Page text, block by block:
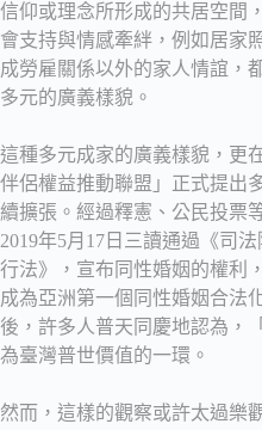
信仰或理念所形成的共居空間
會支持與情感牽絆，例如居家
成勞雇關係以外的家人情誼，
多元的廣義樣貌。
這種多元成家的廣義樣貌，更
伴侶權益推動聯盟」正式提出
續擴張。經過釋憲、公民投票
2019年5月17日三讀通過《司
行法》，宣布同性婚姻的權利
成為亞洲第一個同性婚姻合法
後，許多人普天同慶地認為，
為臺灣普世價值的一環。
然而，這樣的觀察或許太過樂